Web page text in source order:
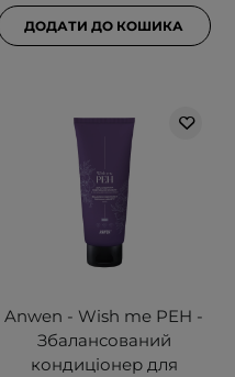
ДОДАТИ ДО КОШИКА
Anwen - Wish me PEH -
Збалансований
кондиціонер для